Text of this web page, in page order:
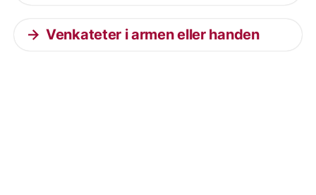
Venkateter i armen eller handen